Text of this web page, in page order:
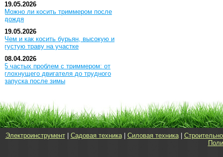
19.05.2026
Можно ли косить триммером после
дождя
19.05.2026
Чем и как косить бурьян, высокую и
густую траву на участке
08.04.2026
5 частых проблем с триммером: от
глохнущего двигателя до трудного
запуска после зимы
Электроинструмент| Садовая техника| Силовая техника|